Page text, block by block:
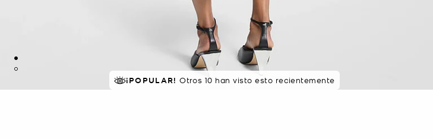
¡POPULAR! Otros 10 han visto esto recientemente